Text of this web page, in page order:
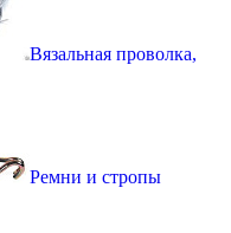
Вязальная проволка,
Ремни и стропы